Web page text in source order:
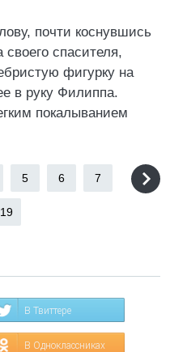
почти коснувшись
спасителя,
фигурку на
в руку Филиппа.
покалыванием
5 6 7
19
В Твиттере
В Одноклассниках